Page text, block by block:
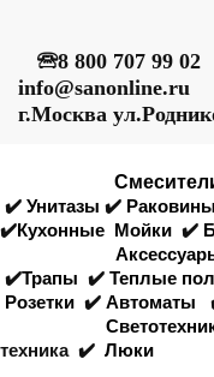
🕾8 800 707 99 02
info@sanonline.ru
г.Москва
✔️ Унитазы ✔️ Раковины
✔️Кухонные Мойки ✔️
✔️Трапы ✔️ Теплые
Розетки ✔️ Автоматы
техника ✔️ Люки